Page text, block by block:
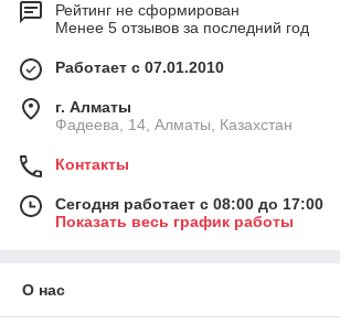
Рейтинг не сформирован
Менее 5 отзывов за последний год
Работает с 07.01.2010
г. Алматы
Фадеева, 14, Алматы, Казахстан
Контакты
Сегодня работает с 08:00 до 17:00
Показать весь график работы
О нас